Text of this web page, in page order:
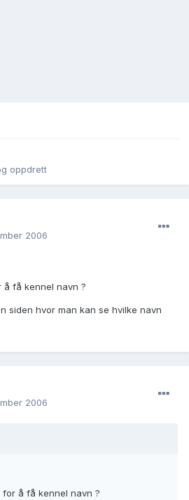
oppdrett
2006
å få kennel navn ?
siden hvor man kan se hvilke navn
2006
å få kennel navn ?